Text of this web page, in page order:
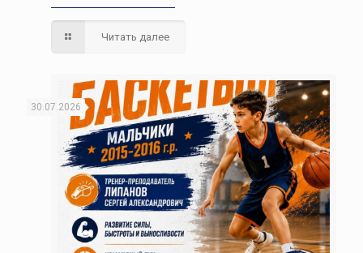
Читать далее
30.07.2026